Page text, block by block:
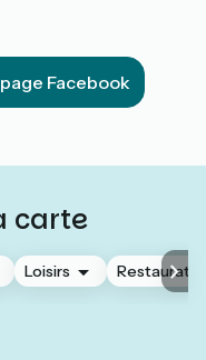
Facebook
carte
Loisirs